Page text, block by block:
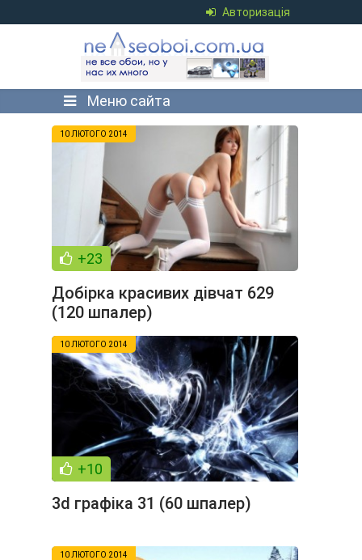
Авторизація
Меню сайта
10 ЛЮТОГО 2014
+23
Добірка красивих дівчат 629
(120 шпалер)
10 ЛЮТОГО 2014
+10
3d графіка 31 (60 шпалер)
10 ЛЮТОГО 2014